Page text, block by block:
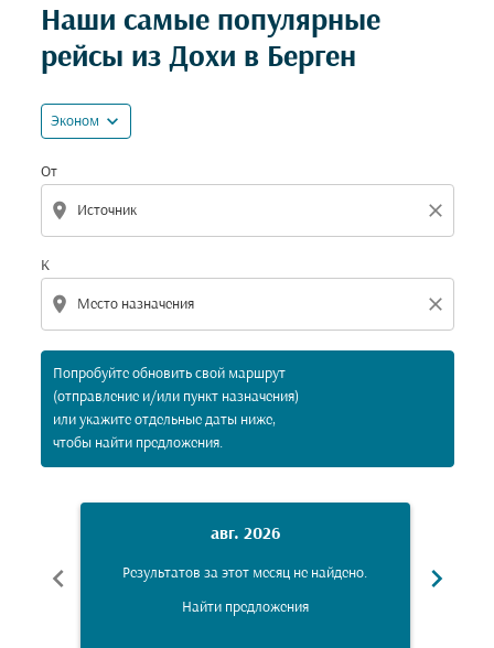
Наши самые популярные
рейсы из Дохи в Берген
Эконом expand_more
От
location_on close
К
location_on close
Попробуйте обновить свой маршрут
(отправление и/или пункт назначения)
или укажите отдельные даты ниже,
чтобы найти предложения.
Попробуйте обновить свой маршрут
chevron_left
авг. 2026
Результатов за этот месяц не найдено.
Найти предложения
chevron_right